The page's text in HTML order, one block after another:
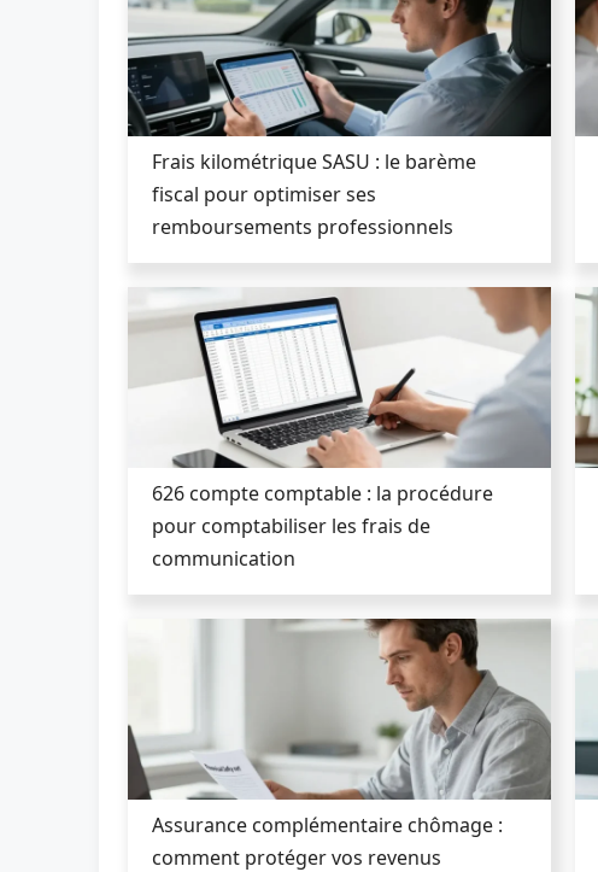
Frais kilométrique SASU : le barème
fiscal pour optimiser ses
remboursements professionnels
626 compte comptable : la procédure
pour comptabiliser les frais de
communication
Assurance complémentaire chômage :
comment protéger vos revenus